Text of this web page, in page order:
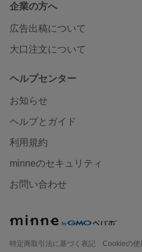
企業の方へ
広告出稿について
大口注文について
ヘルプセンター
お知らせ
ヘルプとガイド
利用規約
minneのセキュリティ
お問い合わせ
特定商取引法に基づく表記
Cookieの使